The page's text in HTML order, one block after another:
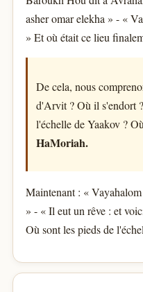
asher omar elekha » - «
» Et où était ce lieu
De cela, nous
d'Arvit ? Où il s'endort
l'échelle de Yaakov ?
HaMoriah.
Maintenant : «
» - « Il eut un rêve : et
Où sont les pieds de